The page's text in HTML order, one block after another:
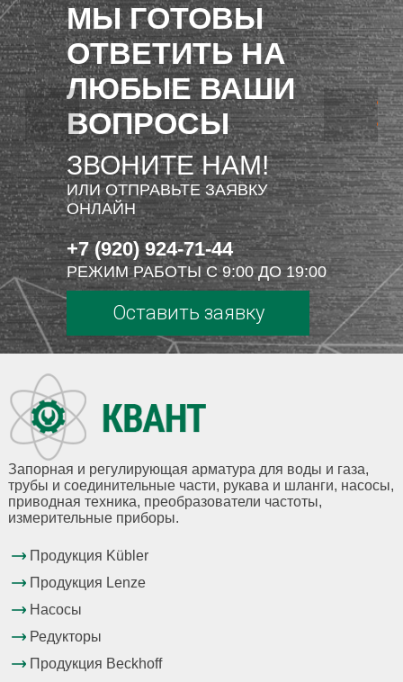
МЫ ГОТОВЫ
ОТВЕТИТЬ НА
ЛЮБЫЕ ВАШИ
ВОПРОСЫ
ЗВОНИТЕ НАМ!
ИЛИ ОТПРАВЬТЕ ЗАЯВКУ
ОНЛАЙН
+7 (920) 924-71-44
РЕЖИМ РАБОТЫ С 9:00 ДО 19:00
Оставить заявку
Запорная и регулирующая арматура для воды и газа,
трубы и соединительные части, рукава и шланги, насосы,
приводная техника, преобразователи частоты,
измерительные приборы.
Продукция Kübler
Продукция Lenze
Насосы
Редукторы
Продукция Beckhoff